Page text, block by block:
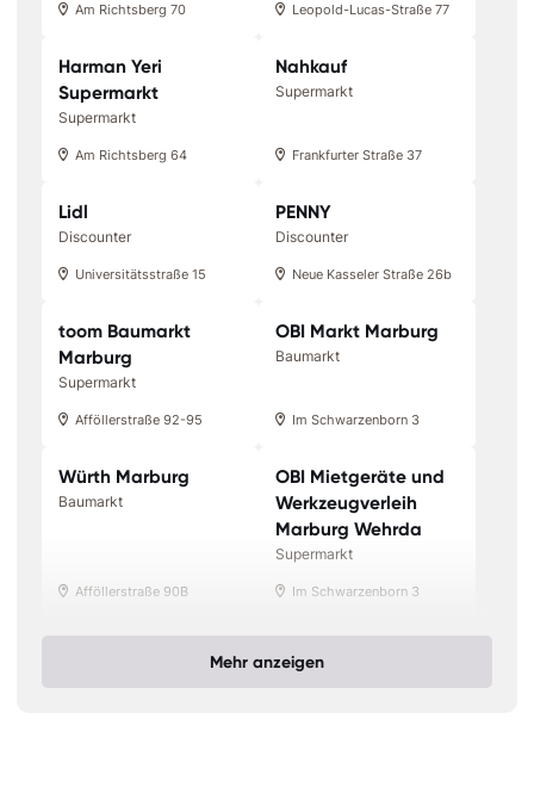
Am Richtsberg 70 Leopold-Lucas-Straße 77
Harman Yeri
Supermarkt
Supermarkt
Am Richtsberg 64
Nahkauf
Supermarkt
Frankfurter Straße 37
Lidl
Discounter
Universitätsstraße 15
PENNY
Discounter
Neue Kasseler Straße 26b
toom Baumarkt
Marburg
Supermarkt
Afföllerstraße 92-95
OBI Markt Marburg
Baumarkt
Im Schwarzenborn 3
Würth Marburg
Baumarkt
Afföllerstraße 90B
OBI Mietgeräte und
Werkzeugverleih
Marburg Wehrda
Supermarkt
Im Schwarzenborn 3
Mehr anzeigen